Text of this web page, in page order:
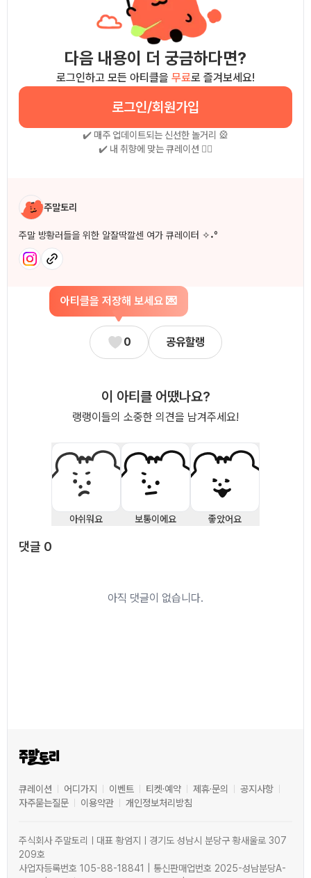
다음 내용이 더 궁금하다면?
로그인하고 모든 아티클을 무료로 즐겨보세요!
로그인/회원가입
✔️ 매주 업데이트되는 신선한 놀거리 🎡
✔️ 내 취향에 맞는 큐레이션 🧚‍♀
작성자 소개
주말토리
주말 방황러들을 위한 알잘딱깔센 여가 큐레이터 ✧˖°
아티클을 저장해 보세요 💌
0 공유할랭
이 아티클 어땠나요?
랭랭이들의 소중한 의견을 남겨주세요!
아쉬워요 보통이에요 좋았어요
댓글 0
아직 댓글이 없습니다.
큐레이션 어디가지 이벤트 티켓·예약 제휴·문의
공지사항
자주묻는질문
이용약관 개인정보처리방침
주식회사 주말토리ㅣ대표 황엄지ㅣ경기도 성남시 분당구 황새울로 307
209호
사업자등록번호 105-88-18841 | 통신판매업번호 2025-성남분당A-